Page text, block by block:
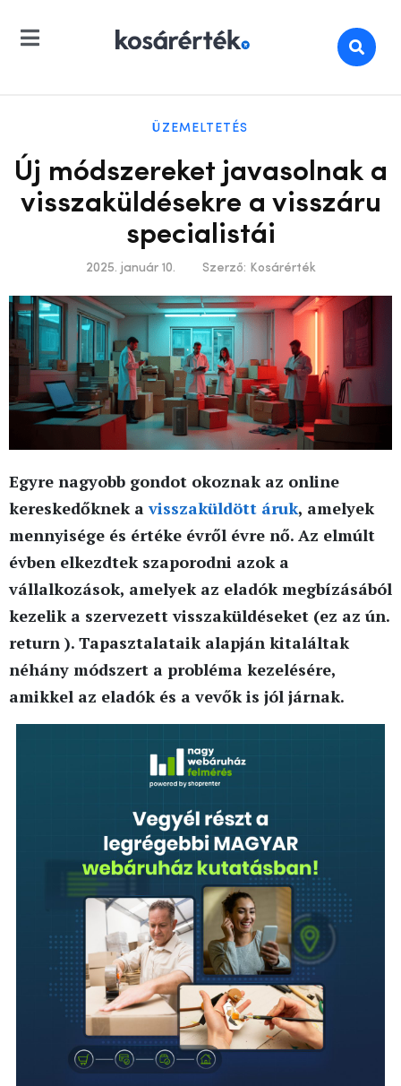
ÜZEMELTETÉS
Új módszereket javasolnak a
visszaküldésekre a visszáru
specialistái
2025. január 10. Szerző: Kosárérték
Egyre nagyobb gondot okoznak az online
kereskedőknek avisszaküldött áruk, amelyek
mennyisége és értéke évről évre nő. Az elmúlt
évben elkezdtek szaporodni azok a
vállalkozások, amelyek az eladók megbízásából
kezelik a szervezett visszaküldéseket (ez az ún.
return ). Tapasztalataik alapján kitaláltak
néhány módszert a probléma kezelésére,
amikkel az eladók és a vevők is jól járnak.